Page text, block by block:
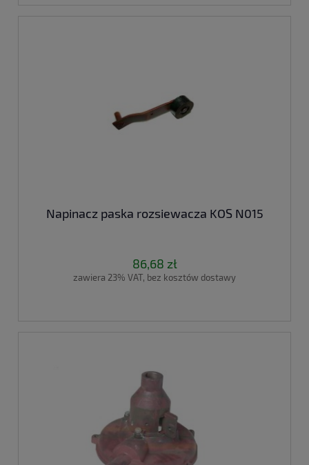
Napinacz paska rozsiewacza KOS N015
86,68 zł
zawiera 23% VAT, bez kosztów dostawy